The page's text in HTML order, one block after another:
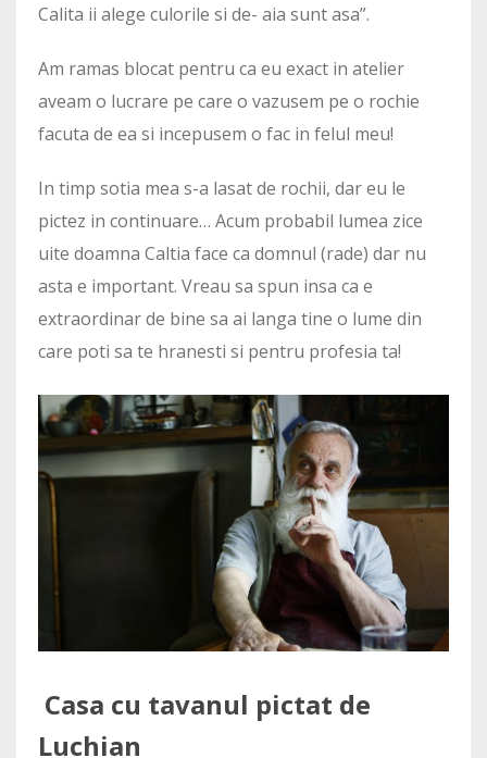
Calita ii alege culorile si de- aia sunt asa”.
Am ramas blocat pentru ca eu exact in atelier
aveam o lucrare pe care o vazusem pe o rochie
facuta de ea si incepusem o fac in felul meu!
In timp sotia mea s-a lasat de rochii, dar eu le
pictez in continuare… Acum probabil lumea zice
uite doamna Caltia face ca domnul (rade) dar nu
asta e important. Vreau sa spun insa ca e
extraordinar de bine sa ai langa tine o lume din
care poti sa te hranesti si pentru profesia ta!
Casa cu tavanul pictat de
Luchian